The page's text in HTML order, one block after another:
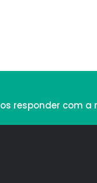
responder com a